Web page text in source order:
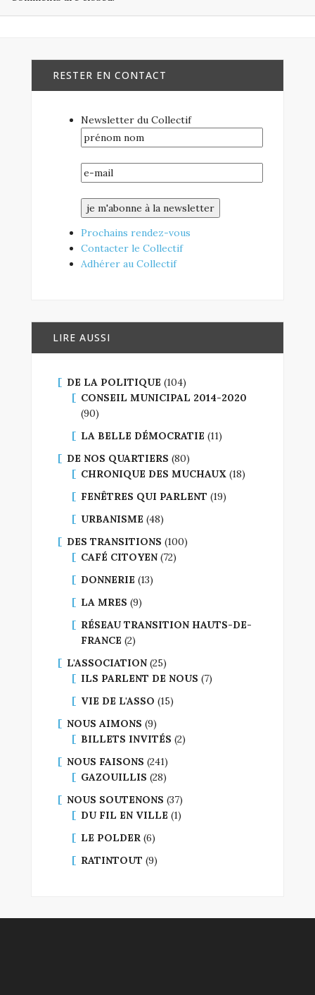
RESTER EN CONTACT
Newsletter du Collectif
Prochains rendez-vous
Contacter le Collectif
Adhérer au Collectif
LIRE AUSSI
DE LA POLITIQUE (104)
CONSEIL MUNICIPAL 2014-2020
(90)
LA BELLE DÉMOCRATIE (11)
DE NOS QUARTIERS (80)
CHRONIQUE DES MUCHAUX (18)
FENÊTRES QUI PARLENT (19)
URBANISME (48)
DES TRANSITIONS (100)
CAFÉ CITOYEN (72)
DONNERIE (13)
LA MRES (9)
RÉSEAU TRANSITION HAUTS-DE-
FRANCE (2)
L'ASSOCIATION (25)
ILS PARLENT DE NOUS (7)
VIE DE L'ASSO (15)
NOUS AIMONS (9)
BILLETS INVITÉS (2)
NOUS FAISONS (241)
GAZOUILLIS (28)
NOUS SOUTENONS (37)
DU FIL EN VILLE (1)
LE POLDER (6)
RATINTOUT (9)